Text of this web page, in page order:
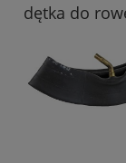
dętka do